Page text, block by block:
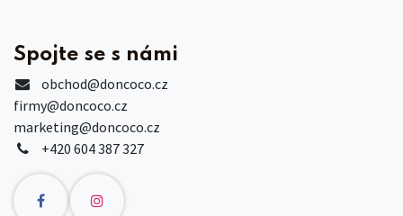
Spojte se s námi
obchod@doncoco.cz
firmy@doncoco.cz
marketing@doncoco.cz
+420 604 387 327